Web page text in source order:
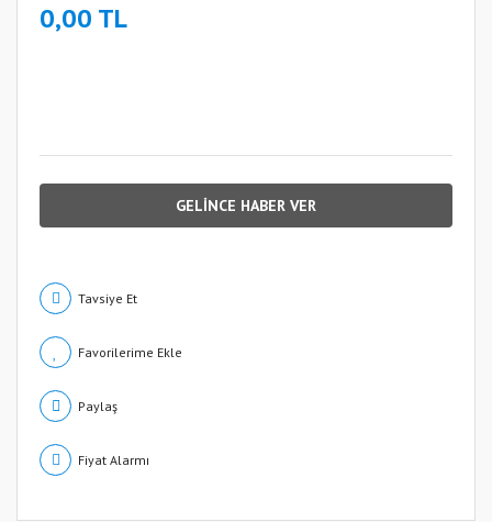
0,00 TL
GELİNCE HABER VER
Tavsiye Et
Paylaş
Fiyat Alarmı